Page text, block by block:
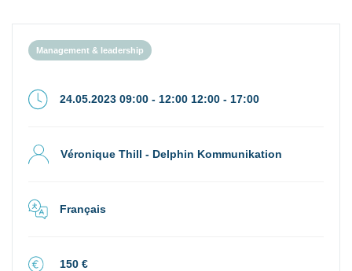
Management & leadership
24.05.2023 09:00 - 12:00 12:00 - 17:00
Véronique Thill - Delphin Kommunikation
Français
150 €